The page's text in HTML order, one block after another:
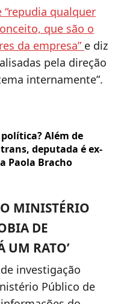
“repudia qualquer
que são o
da empresa” e diz
pela direção
internamente”.
Além de
deputada é ex-
Paola Bracho
MINISTÉRIO
DE
UM RATO’
investigação
Público de